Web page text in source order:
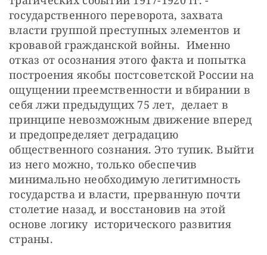
государственного переворота, захвата
власти группой преступных элементов и
кровавой гражданской войны.  Именно
отказ от осознания этого факта и попытка
построения якобы постсоветской России на
ощущении преемственности и вбирании в
себя лжи предыдущих 75 лет,  делает в
принципе невозможным движение вперед
и предопределяет деградацию
общественного сознания. Это тупик. Выйти
из него можно, только обеспечив
минимально необходимую легитимность
государства и власти, прерванную почти
столетие назад, и восстановив на этой
основе логику  исторического развития
страны.